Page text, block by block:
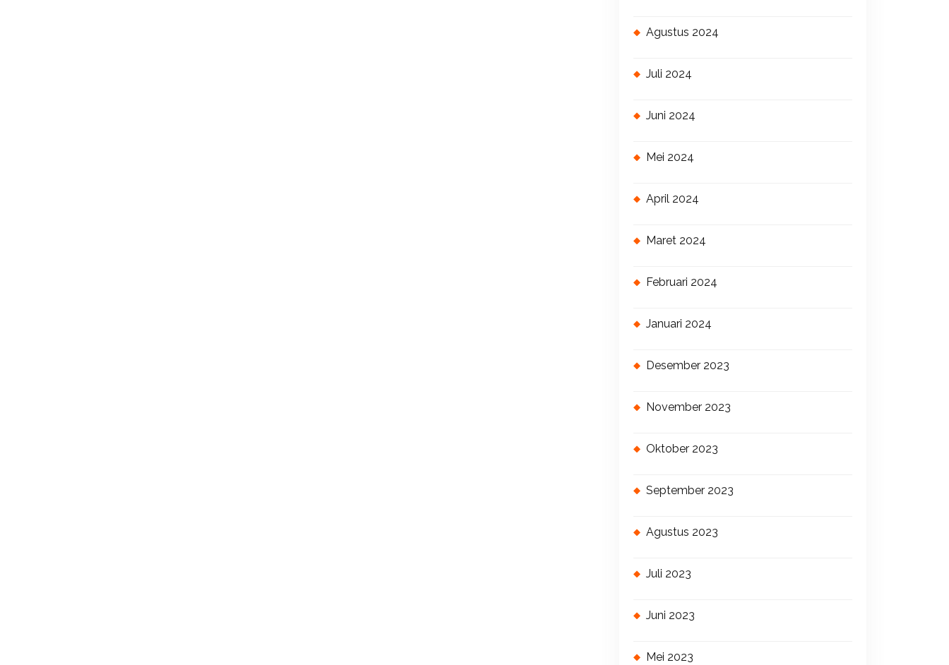
Agustus 2024
Juli 2024
Juni 2024
Mei 2024
April 2024
Maret 2024
Februari 2024
Januari 2024
Desember 2023
November 2023
Oktober 2023
September 2023
Agustus 2023
Juli 2023
Juni 2023
Mei 2023